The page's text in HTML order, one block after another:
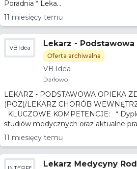
Poradnia * Leka...
11 miesięcy temu
VB Idea
Lekarz -
a (POZ)/Lekarz
Darłowo
Oferta archiwalna
VB Idea
Darłowo
LEKARZ - PODSTAWOWA OPIEKA
(POZ)/LEKARZ CHORÓB
studiów medycznych oraz aktualne
11 miesięcy temu
Lekarz Medycyny